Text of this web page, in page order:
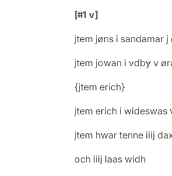
[ǂǂ1 v]
jtem jøns i sandamar j
jtem jowan i vdbɏ v
{jtem erich}
jtem erich i wideswas
jtem hwar tenne iiij
och iiij laas widh